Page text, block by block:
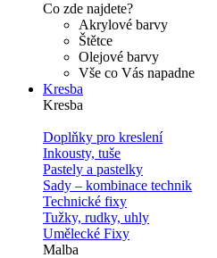
Co zde najdete?
Akrylové barvy
Štětce
Olejové barvy
Vše co Vás napadne
Kresba
Kresba
Doplňky pro kreslení
Inkousty, tuše
Pastely a pastelky
Sady – kombinace technik
Technické fixy
Tužky, rudky, uhly
Umělecké Fixy
Malba